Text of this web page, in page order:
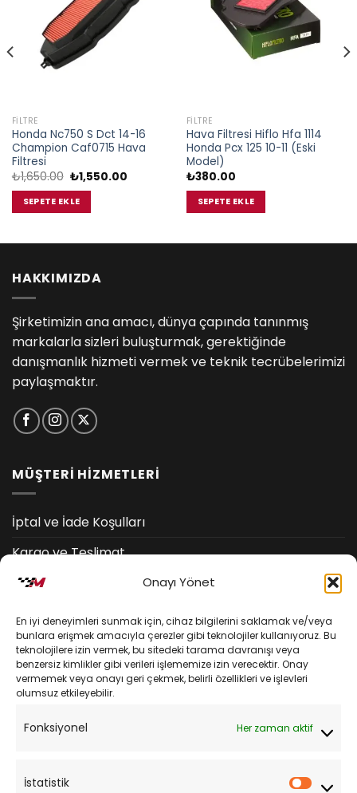
Onayı Yönet
En iyi deneyimleri sunmak için, cihaz bilgilerini saklamak ve/veya
bunlara erişmek amacıyla çerezler gibi teknolojiler kullanıyoruz. Bu
teknolojilere izin vermek, bu sitedeki tarama davranışı veya
benzersiz kimlikler gibi verileri işlememize izin verecektir. Onay
vermemek veya onayı geri çekmek, belirli özellikleri ve işlevleri
olumsuz etkileyebilir.
Fonksiyonel Her zaman aktif
İstatistik
FILTRE
Honda Nc750 S Dct 14-16
Champion Caf0715 Hava
Filtresi
₺1,650.00 Orijinal
fiyat:
₺1,650.00.
₺1,550.00Şu
SEPETE EKLE
FILTRE
Hava Filtresi Hiflo Hfa 1114
Honda Pcx 125 10-11 (Eski
Model)
₺380.00
SEPETE EKLE
HAKKIMIZDA
Şirketimizin ana amacı, dünya çapında tanınmış
markalarla sizleri buluşturmak, gerektiğinde
danışmanlık hizmeti vermek ve teknik tecrübelerimizi
paylaşmaktır.
MÜŞTERİ HİZMETLERİ
İptal ve İade Koşulları
Kargo ve Teslimat
Kişisel Verilerin Korunması
Mesafeli Satış Sözleşmesi
YARDIM
Sipariş Takibi